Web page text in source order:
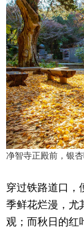
净智寺正殿前，银
穿过铁路道口，
季鲜花烂漫，尤
观；而秋日的红